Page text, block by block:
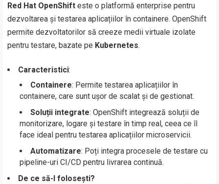
Red Hat OpenShift este o platformă enterprise pentru
dezvoltarea și testarea aplicațiilor în containere. OpenShift
permite dezvoltatorilor să creeze medii virtuale izolate
pentru testare, bazate pe Kubernetes.
Caracteristici:
Containere: Permite testarea aplicațiilor în
containere, care sunt ușor de scalat și de gestionat.
Soluții integrate: OpenShift integrează soluții de
monitorizare, logare și testare în timp real, ceea ce îl
face ideal pentru testarea aplicațiilor microservicii.
Automatizare: Poți integra procesele de testare cu
pipeline-uri CI/CD pentru livrarea continuă.
De ce să-l folosești?